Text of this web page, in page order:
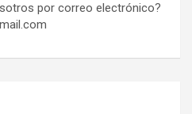
por correo electrónico?